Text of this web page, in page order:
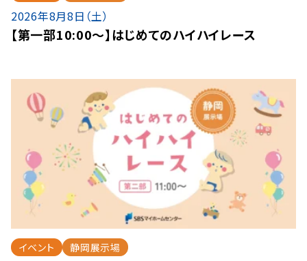
2026年8月8日（土）
【第一部10:00～】はじめてのハイハイレース
イベント 静岡展示場